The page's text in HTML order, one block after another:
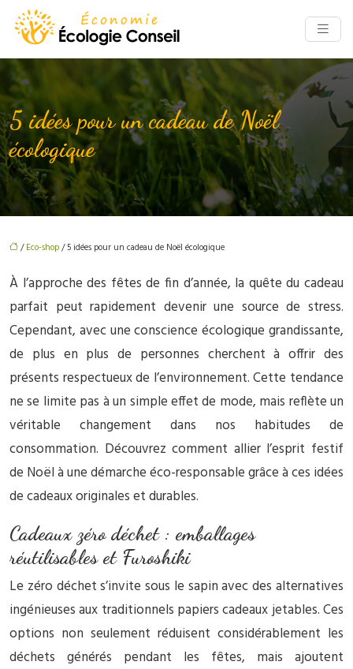
5 idées pour un cadeau de Noël
écologique
/Eco-shop/ 5 idées pour un cadeau de Noël écologique
À l’approche des fêtes de fin d’année, la quête du cadeau
parfait peut rapidement devenir une source de stress.
Cependant, avec une conscience écologique grandissante,
de plus en plus de personnes cherchent à offrir des
présents respectueux de l’environnement. Cette tendance
ne se limite pas à un simple effet de mode, mais reflète un
véritable changement dans nos habitudes de
consommation. Découvrez comment allier l’esprit festif
de Noël à une démarche éco-responsable grâce à ces idées
de cadeaux originales et durables.
Cadeaux zéro déchet : emballages
réutilisables et Furoshiki
Le zéro déchet s’invite sous le sapin avec des alternatives
ingénieuses aux traditionnels papiers cadeaux jetables. Ces
options non seulement réduisent considérablement les
déchets générés pendant les fêtes, mais ajoutent